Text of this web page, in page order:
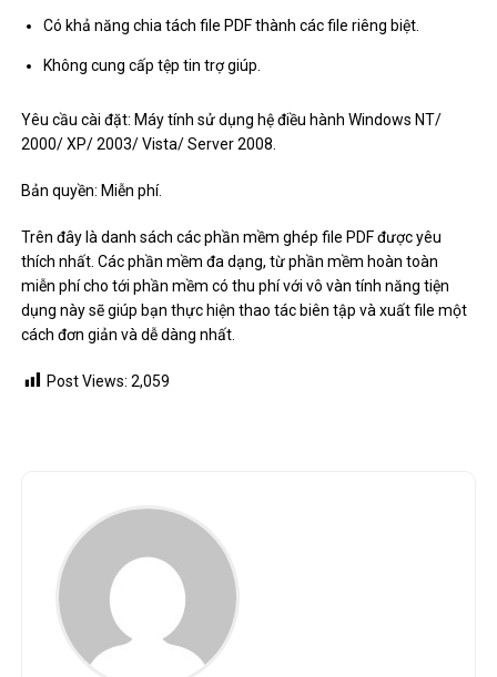
Có khả năng chia tách file PDF thành các file riêng biệt.
Không cung cấp tệp tin trợ giúp.
Yêu cầu cài đặt: Máy tính sử dụng hệ điều hành Windows NT/
2000/ XP/ 2003/ Vista/ Server 2008.
Bản quyền: Miễn phí.
Trên đây là danh sách các phần mềm ghép file PDF được yêu
thích nhất. Các phần mềm đa dạng, từ phần mềm hoàn toàn
miễn phí cho tới phần mềm có thu phí với vô vàn tính năng tiện
dụng này sẽ giúp bạn thực hiện thao tác biên tập và xuất file một
cách đơn giản và dễ dàng nhất.
Post Views: 2,059